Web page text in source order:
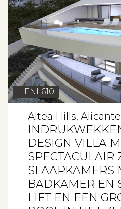
HENL610
Altea Hills, Alicante
DESIGN VILLA
SPECTACULAIR
SLAAPKAMERS
BADKAMER EN
LIFT EN EEN